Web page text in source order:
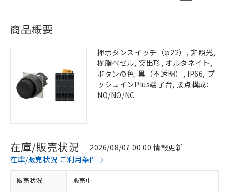
商品概要
押ボタンスイッチ（φ22）, 非照光,
樹脂ベゼル, 突出形, オルタネイト,
ボタンの色: 黒（不透明）, IP66, プ
ッシュインPlus端子台, 接点構成:
NO/NO/NC
在庫/販売状況
2026/08/07 00:00 情報更新
在庫/販売状況 ご利用条件
販売状況 販売中